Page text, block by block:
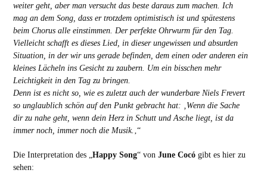
weiter geht, aber man versucht das beste daraus zum machen. Ich
mag an dem Song, dass er trotzdem optimistisch ist und spätestens
beim Chorus alle einstimmen. Der perfekte Ohrwurm für den Tag.
Vielleicht schafft es dieses Lied, in dieser ungewissen und absurden
Situation, in der wir uns gerade befinden, dem einen oder anderen ein
kleines Lächeln ins Gesicht zu zaubern. Um ein bisschen mehr
Leichtigkeit in den Tag zu bringen.
Denn ist es nicht so, wie es zuletzt auch der wunderbare Niels Frevert
so unglaublich schön auf den Punkt gebracht hat: ‚Wenn die Sache
dir zu nahe geht, wenn dein Herz in Schutt und Asche liegt, ist da
immer noch, immer noch die Musik. ‚“
Die Interpretation des „ Happy Song“ von June Cocógibt es hier zu
sehen: